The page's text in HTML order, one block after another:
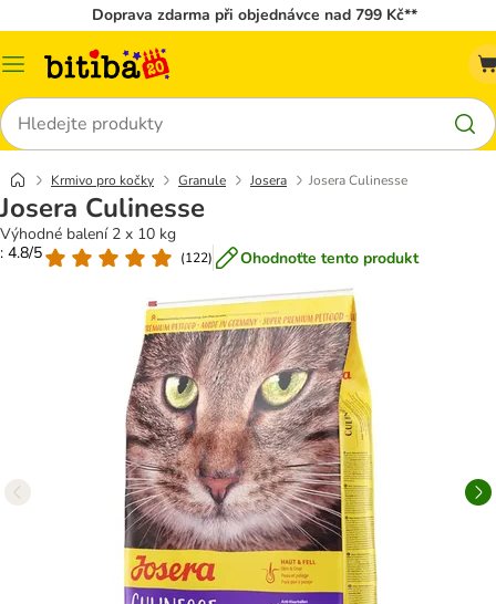
Doprava zdarma při objednávce nad 799 Kč**
Kategorie
Hledat
Krmivo pro kočky Granule Josera Josera Culinesse
Josera Culinesse
Výhodné balení 2 x 10 kg
: 4.8/5
(122) Ohodnoťte tento produkt